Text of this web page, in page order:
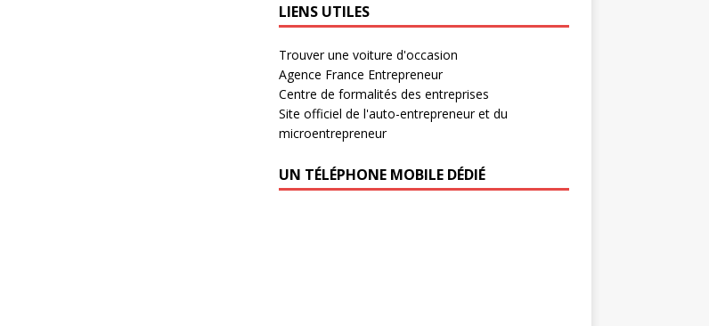
LIENS UTILES
Trouver une voiture d'occasion
Agence France Entrepreneur
Centre de formalités des entreprises
Site officiel de l'auto-entrepreneur et du
microentrepreneur
UN TÉLÉPHONE MOBILE DÉDIÉ